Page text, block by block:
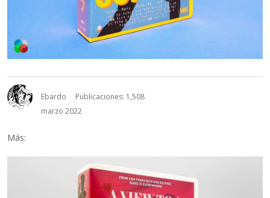
Ebardo
Publicaciones: 1,508
marzo 2022
Más: